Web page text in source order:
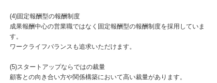
(4)固定報酬型の報酬制度
成果報酬中心の営業職ではなく固定報酬型の報酬制度を採用していま
す。
ワークライフバランスも追求いただけます。
(5)スタートアップならではの裁量
顧客との向き合い方や関係構築において高い裁量があります。